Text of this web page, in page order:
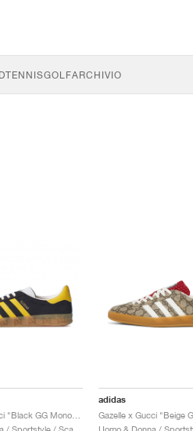
TENNISGOLFARCHIVIO
Gazelle x Gucci "Black GG Monogram"
adidas